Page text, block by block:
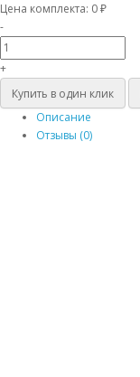
Цена комплекта: 0 ₽
-
+
Купить в один клик
Описание
Отзывы (0)